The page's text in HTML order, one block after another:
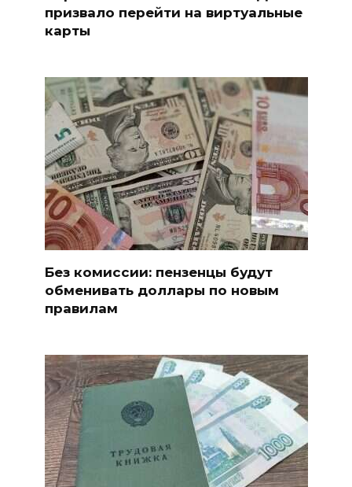
призвало перейти на виртуальные
карты
Без комиссии: пензенцы будут
обменивать доллары по новым
правилам